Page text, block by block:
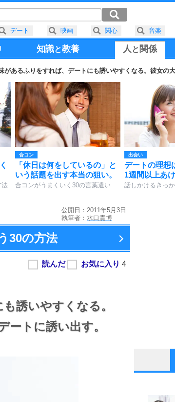
知識と教養 人と 関係
があるふりをすれば、デートにも誘いやすくなる。彼女の
法
合コン
「休日は何をしているの」と
いう話題を出す本当の狙い。
合コンがうまくいく30の言葉遣い
出会い
デートの理想
1週間以上あ
話しかけるきっ
公開日：2011年5月3日
執筆者： 水口貴博
30の方法
誘いやすくなる。
ートに誘い出す。
デート 映画 関心 音楽